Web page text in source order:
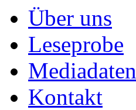
Über uns
Leseprobe
Mediadaten
Kontakt